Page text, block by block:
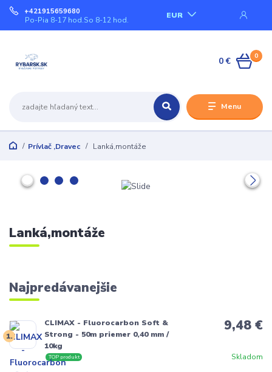
Menu
EUR
+421915659680
Po-Pia 8-17 hod.So 8-12 hod.
0
0 €
Prívlač ,Dravec Lanká,montáže
Lanká,montáže
Najpredávanejšie
1.
CLIMAX - Fluorocarbon Soft &
Strong - 50m priemer 0,40 mm /
10kg
Skladom
TOP produkt
9,48 €